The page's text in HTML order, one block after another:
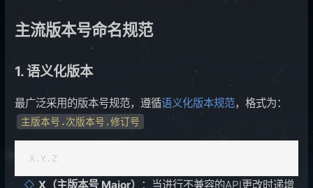
主流版本号命名规范
1. 语义化版本
最广泛采用的版本号规范，遵循语义化版本规范，格式为：
主版本号.次版本号.修订号
X.Y.Z
X（主版本号 Major） ：当进行不兼容的API更改时递增